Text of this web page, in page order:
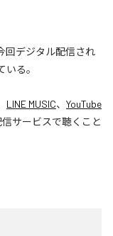
回デジタル配信され
いる。
LINE MUSIC、 YouTube
サービスで聴くこと